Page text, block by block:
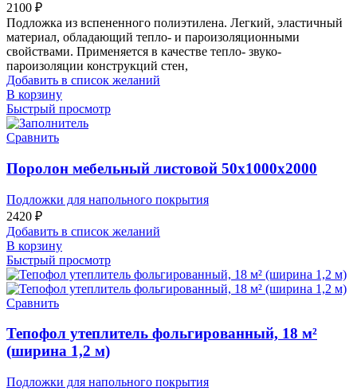
2100 ₽
Подложка из вспененного полиэтилена. Легкий, эластичный
материал, обладающий тепло- и пароизоляционными
свойствами. Применяется в качестве тепло- звуко-
пароизоляции конструкций стен,
Добавить в список желаний
В корзину
Быстрый просмотр
Сравнить
Поролон мебельный листовой 50х1000х2000
Подложки для напольного покрытия
2420 ₽
Добавить в список желаний
В корзину
Быстрый просмотр
Сравнить
Тепофол утеплитель фольгированный, 18 м²
(ширина 1,2 м)
Подложки для напольного покрытия